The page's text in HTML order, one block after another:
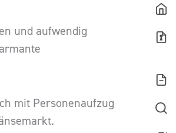
und aufwendig
mit Personenaufzug